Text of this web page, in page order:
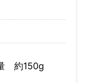
約150g